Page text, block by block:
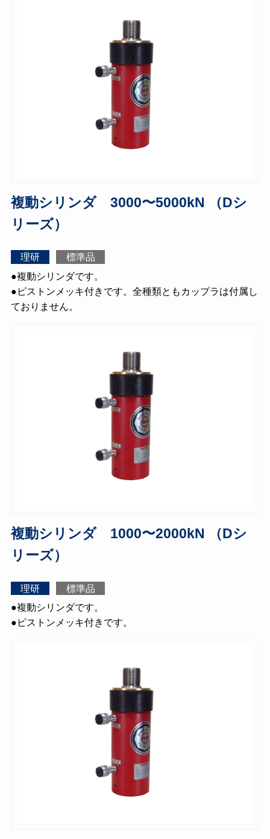
複動シリンダ 3000〜5000kN （Dシ
リーズ）
理研
標準品
●複動シリンダです。
●ピストンメッキ付きです。全種類ともカップラは付属し
ておりません。
複動シリンダ 1000〜2000kN （Dシ
リーズ）
理研
標準品
●複動シリンダです。
●ピストンメッキ付きです。